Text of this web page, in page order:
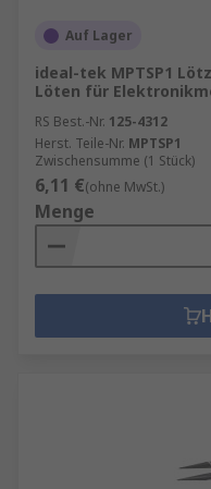
Auf Lager
ideal-tek MPTSP1
Löten für
RS Best.-Nr. 125-4312
Herst. Teile-Nr. MPTSP1
Zwischensumme (1 Stück)
6,11 €(ohne MwSt.)
Menge